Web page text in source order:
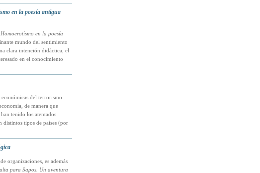
en la poesía antigua
en la poesía
mundo del sentimiento
clara intención didáctica, el
en el conocimiento
del terrorismo
de manera que
tenido los atentados
tipos de países (por
organizaciones, es además
para Sapos. Un aventura